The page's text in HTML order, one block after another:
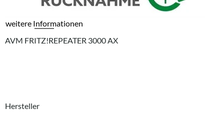
weitere Informationen
AVM FRITZ!REPEATER 3000 AX
Hersteller